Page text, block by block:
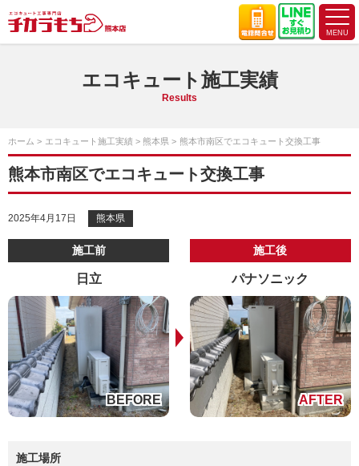
エコキュート施工実績
Results
ホーム エコキュート施工実績 熊本県 熊本市南区でエコキュート交換工事
熊本市南区でエコキュート交換工事
2025年4月17日 熊本県
施工前
日立
施工後
パナソニック
施工場所